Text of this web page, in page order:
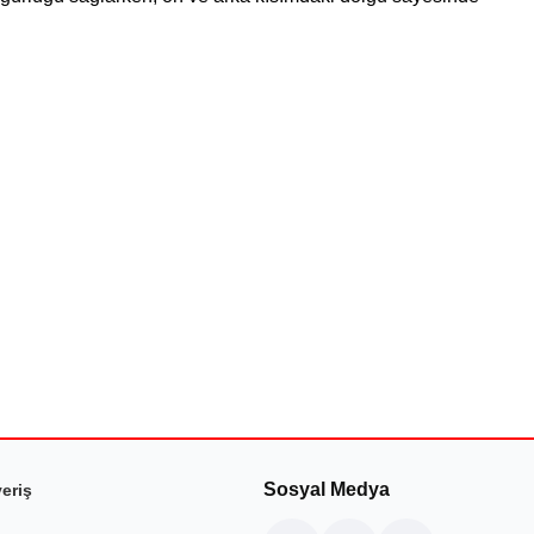
Sosyal Medya